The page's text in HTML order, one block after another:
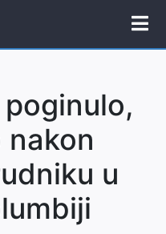
nakon
u